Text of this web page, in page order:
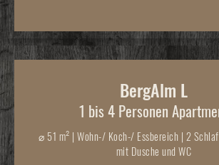
BergAlm L
1 bis 4 Personen
⌀ 51 m² | Wohn-/ Koch-/ Essbereich | 2
mit Dusche und WC